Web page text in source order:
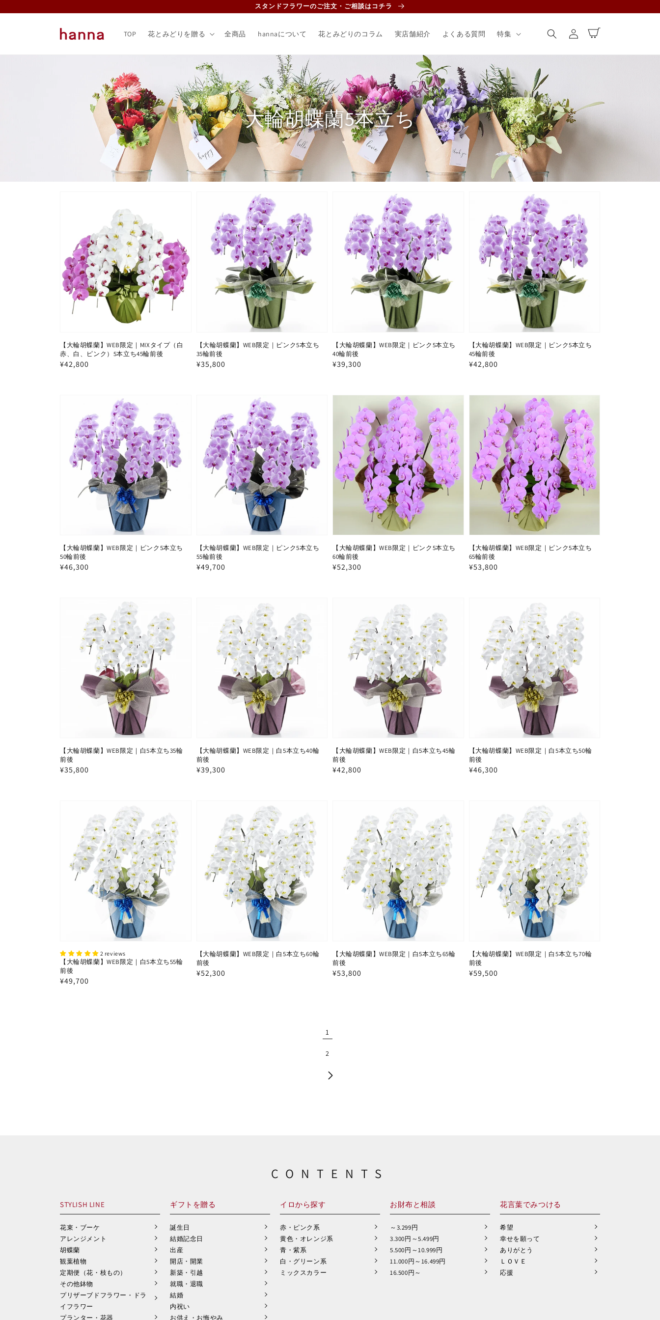
スタンドフラワーのご注文・ご相談はコチラ
TOP 花とみどりを贈る 全商品 hannaについて 花とみどりのコラム 実店舗紹介 よくある質問 特集
ロ
グ
イ
ー
コ
レ
ク
シ
ョ
ン:
大輪胡蝶蘭5本立ち
【大輪胡蝶蘭】WEB限定｜MIXタイプ（白
赤、白、ピンク）5本立ち45輪前後
通
¥42,800
【大輪胡蝶蘭】WEB限定｜ピンク5本立ち
35輪前後
通
¥35,800
【大輪胡蝶蘭】WEB限定｜ピンク5本立ち
40輪前後
通
¥39,300
【大輪胡蝶蘭】WEB限定｜ピンク5本立ち
45輪前後
通
¥42,800
【大輪胡蝶蘭】WEB限定｜ピンク5本立ち
50輪前後
通
¥46,300
【大輪胡蝶蘭】WEB限定｜ピンク5本立ち
55輪前後
通
¥49,700
【大輪胡蝶蘭】WEB限定｜ピンク5本立ち
60輪前後
通
¥52,300
【大輪胡蝶蘭】WEB限定｜ピンク5本立ち
65輪前後
通
¥53,800
【大輪胡蝶蘭】WEB限定｜白5本立ち35輪
前後
通
¥35,800
【大輪胡蝶蘭】WEB限定｜白5本立ち40輪
前後
通
¥39,300
【大輪胡蝶蘭】WEB限定｜白5本立ち45輪
前後
通
¥42,800
【大輪胡蝶蘭】WEB限定｜白5本立ち50輪
前後
通
¥46,300
2 reviews
【大輪胡蝶蘭】WEB限定｜白5本立ち55輪
前後
通
¥49,700
【大輪胡蝶蘭】WEB限定｜白5本立ち60輪
前後
通
¥52,300
【大輪胡蝶蘭】WEB限定｜白5本立ち65輪
前後
通
¥53,800
【大輪胡蝶蘭】WEB限定｜白5本立ち70輪
前後
通
¥59,500
1
2
CONTENTS
STYLISH LINE
花束・ブーケ
アレンジメント
胡蝶蘭
観葉植物
定期便（花・枝もの）
その他鉢物
プリザーブドフラワー・ドラ
イフラワー
プランター・花器
ギフトを贈る
誕生日
結婚記念日
出産
開店・開業
新築・引越
就職・退職
結婚
内祝い
お供え・お悔やみ
イロから探す
赤・ピンク系
黄色・オレンジ系
青・紫系
白・グリーン系
ミックスカラー
お財布と相談
～3.299円
3.300円～5.499円
5.500円～10.999円
11.000円～16.499円
16.500円～
花言葉でみつける
希望
幸せを願って
ありがとう
ＬＯＶＥ
応援